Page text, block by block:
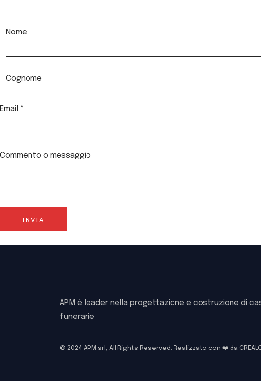
Nome
Cognome
Email *
Commento o messaggio
INVIA
APM è leader nella progettazione e costruzione di
funerarie
© 2024 APM srl, All Rights Reserved. Realizzato con ❤️ da